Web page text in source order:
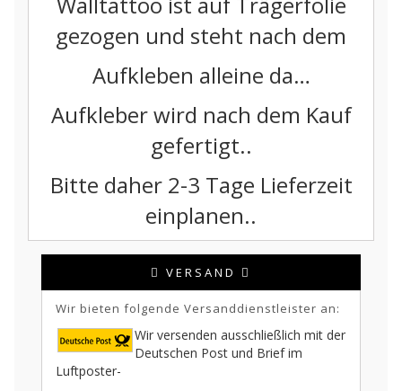
gezogen und steht nach dem
Aufkleben alleine da…
Aufkleber wird nach dem Kauf
gefertigt..
Bitte daher 2-3 Tage Lieferzeit
einplanen..
VERSAND
Wir bieten folgende Versanddienstleister an:
Wir versenden ausschließlich mit der
Deutschen Post und Brief im
Luftposter-